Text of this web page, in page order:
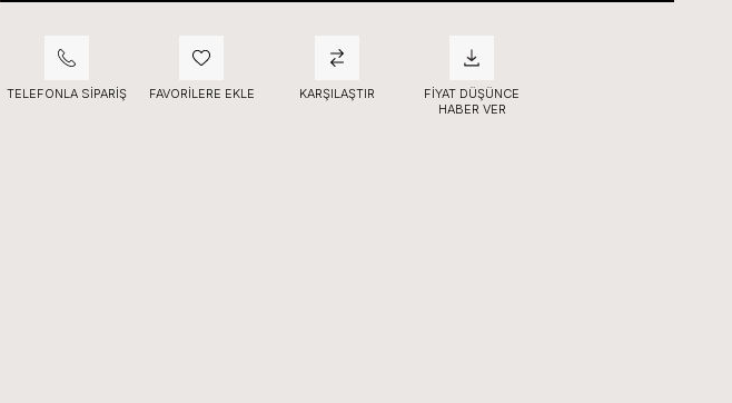
TELEFONLA SIPARIŞ FAVORILERE EKLE KARŞILAŞTIR
FIYAT DÜŞÜNCE
HABER VER